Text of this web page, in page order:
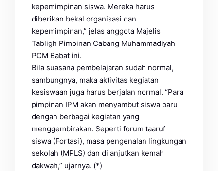
kepemimpinan siswa. Mereka harus
diberikan bekal organisasi dan
kepemimpinan,” jelas anggota Majelis
Tabligh Pimpinan Cabang Muhammadiyah
PCM Babat ini.
Bila suasana pembelajaran sudah normal,
sambungnya, maka aktivitas kegiatan
kesiswaan juga harus berjalan normal. “Para
pimpinan IPM akan menyambut siswa baru
dengan berbagai kegiatan yang
menggembirakan. Seperti forum taaruf
siswa (Fortasi), masa pengenalan lingkungan
sekolah (MPLS) dan dilanjutkan kemah
dakwah,” ujarnya. (*)